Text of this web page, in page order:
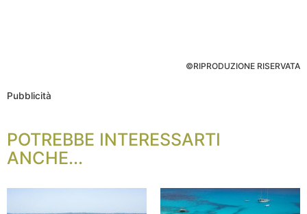
©RIPRODUZIONE RISERVATA
Pubblicità
POTREBBE INTERESSARTI
ANCHE...